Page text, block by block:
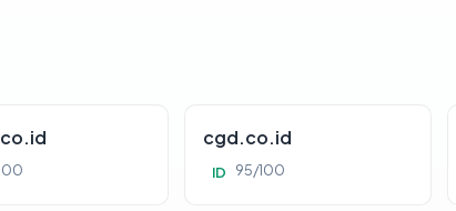
cgd.co.id
ID 95/100